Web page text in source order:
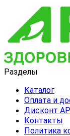
Разделы
Каталог
Оплата и
Дисконт
Контакты
Политика